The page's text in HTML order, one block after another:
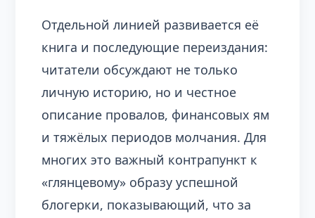
Отдельной линией развивается её
книга и последующие переиздания:
читатели обсуждают не только
личную историю, но и честное
описание провалов, финансовых ям
и тяжёлых периодов молчания. Для
многих это важный контрапункт к
«глянцевому» образу успешной
блогерки, показывающий, что за